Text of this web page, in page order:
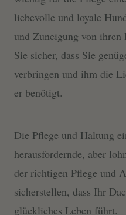
liebevolle und loyale
und Zuneigung von ihren
Sie sicher, dass Sie
verbringen und ihm die
er benötigt.
Die Pflege und Haltung
herausfordernde, aber
der richtigen Pflege und
sicherstellen, dass Ihr
glückliches Leben führt.